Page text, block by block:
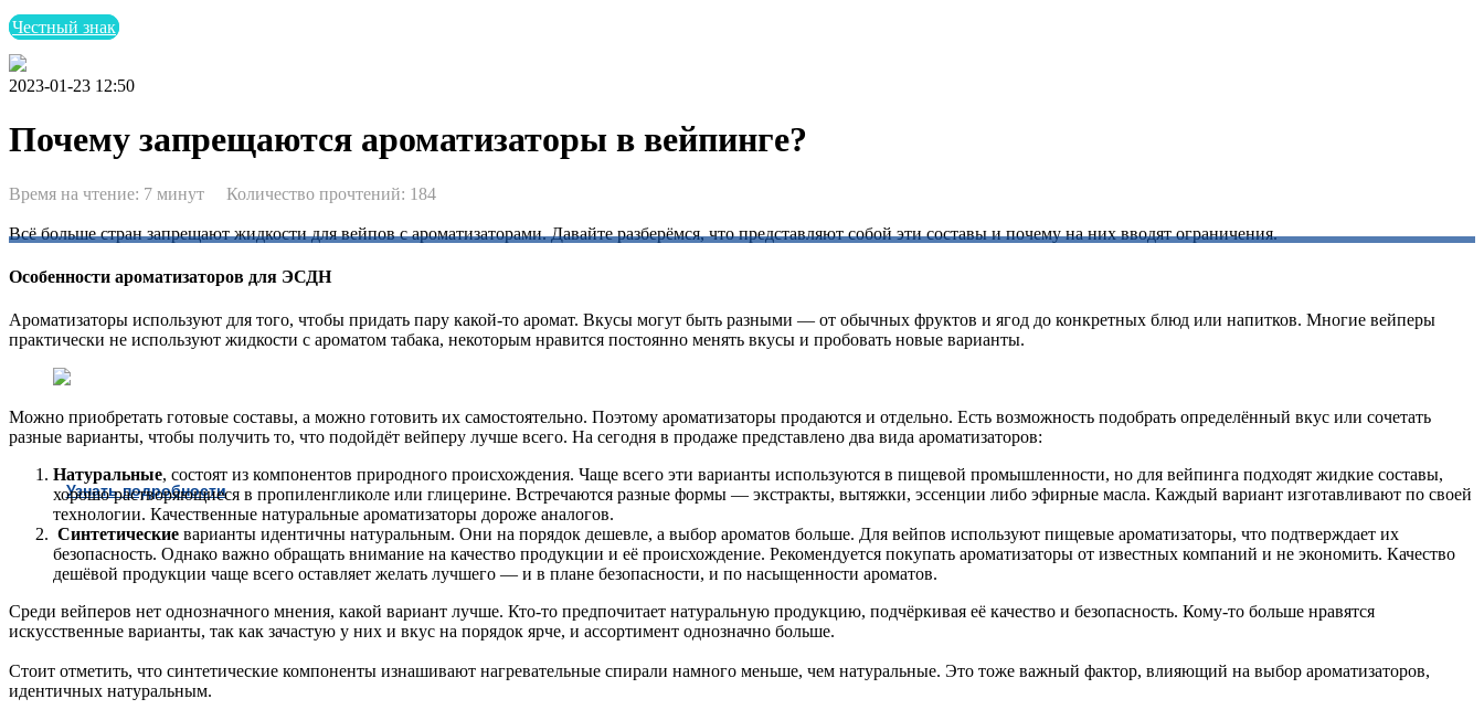
Честный знак
Бесплатная горячая линия Nicton
по поддержке бизнеса в вопросах маркировки
Узнать подробности
2023-01-23 12:50
Почему запрещаются ароматизаторы в вейпинге?
Время на чтение: 7 минут Количество прочтений: 184
Всё больше стран запрещают жидкости для вейпов с ароматизаторами. Давайте разберёмся, что представляют собой эти составы и почему на них вводят ограничения.
Особенности ароматизаторов для ЭСДН
Ароматизаторы используют для того, чтобы придать пару какой-то аромат. Вкусы могут быть разными — от обычных фруктов и ягод до конкретных блюд или напитков. Многие вейперы
практически не используют жидкости с ароматом табака, некоторым нравится постоянно менять вкусы и пробовать новые варианты.
Можно приобретать готовые составы, а можно готовить их самостоятельно. Поэтому ароматизаторы продаются и отдельно. Есть возможность подобрать определённый вкус или сочетать
разные варианты, чтобы получить то, что подойдёт вейперу лучше всего. На сегодня в продаже представлено два вида ароматизаторов:
Натуральные, состоят из компонентов природного происхождения. Чаще всего эти варианты используются в пищевой промышленности, но для вейпинга подходят жидкие составы,
хорошо растворяющиеся в пропиленгликоле или глицерине. Встречаются разные формы — экстракты, вытяжки, эссенции либо эфирные масла. Каждый вариант изготавливают по своей
технологии. Качественные натуральные ароматизаторы дороже аналогов.
Синтетические варианты идентичны натуральным. Они на порядок дешевле, а выбор ароматов больше. Для вейпов используют пищевые ароматизаторы, что подтверждает их
безопасность. Однако важно обращать внимание на качество продукции и её происхождение. Рекомендуется покупать ароматизаторы от известных компаний и не экономить. Качество
дешёвой продукции чаще всего оставляет желать лучшего — и в плане безопасности, и по насыщенности ароматов.
Среди вейперов нет однозначного мнения, какой вариант лучше. Кто-то предпочитает натуральную продукцию, подчёркивая её качество и безопасность. Кому-то больше нравятся
искусственные варианты, так как зачастую у них и вкус на порядок ярче, и ассортимент однозначно больше.
Стоит отметить, что синтетические компоненты изнашивают нагревательные спирали намного меньше, чем натуральные. Это тоже важный фактор, влияющий на выбор ароматизаторов,
идентичных натуральным.